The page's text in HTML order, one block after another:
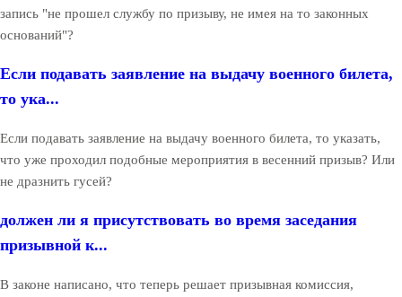
запись "не прошел службу по призыву, не имея на то законных
оснований"?
Если подавать заявление на выдачу военного билета,
то ука...
Если подавать заявление на выдачу военного билета, то указать,
что уже проходил подобные мероприятия в весенний призыв? Или
не дразнить гусей?
должен ли я присутствовать во время заседания
призывной к...
В законе написано, что теперь решает призывная комиссия,